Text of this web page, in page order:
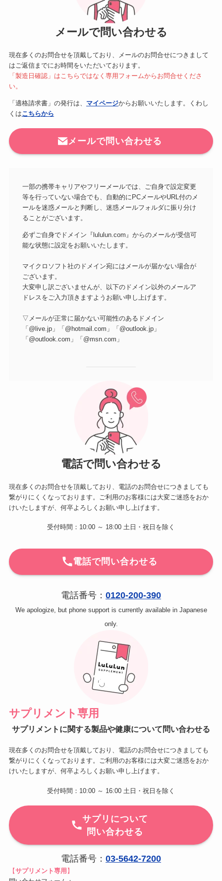
メールで問い合わせる
現在多くのお問合せを頂戴しており、メールのお問合せにつきまして
はご返信までにお時間をいただいております。
「製造日確認」はこちらではなく専用フォームからお問合せくださ
い。
「適格請求書」の発行は、 マイページからお願いいたします。くわし
くはこちらから
メールで問い合わせる
一部の携帯キャリアやフリーメールでは、ご自身で設定変更
等を行っていない場合でも、自動的にPCメールやURL付のメ
ールを迷惑メールと判断し、迷惑メールフォルダに振り分け
ることがございます。
必ずご自身でドメイン『lululun.com』からのメールが受信可
能な状態に設定をお願いいたします。
マイクロソフト社のドメイン宛にはメールが届かない場合が
ございます。
大変申し訳ございませんが、以下のドメイン以外のメールア
ドレスをご入力頂きますようお願い申し上げます。
▽メールが正常に届かない可能性のあるドメイン
「@live.jp」「@hotmail.com」「@outlook.jp」
「@outlook.com」「@msn.com」
電話で問い合わせる
現在多くのお問合せを頂戴しており、電話のお問合せにつきましても
繋がりにくくなっております。ご利用のお客様には大変ご迷惑をおか
けいたしますが、何卒よろしくお願い申し上げます。
受付時間：10:00 ～ 18:00 土日・祝日を除く
電話で問い合わせる
電話番号： 0120-200-390
We apologize, but phone support is currently available in Japanese
only.
サプリメント専用
サプリメントに関する製品や健康について問い合わせる
現在多くのお問合せを頂戴しており、電話のお問合せにつきましても
繋がりにくくなっております。ご利用のお客様には大変ご迷惑をおか
けいたしますが、何卒よろしくお願い申し上げます。
受付時間：10:00 ～ 16:00 土日・祝日を除く
サプリについて
問い合わせる
電話番号： 03-5642-7200
【サプリメント専用 】